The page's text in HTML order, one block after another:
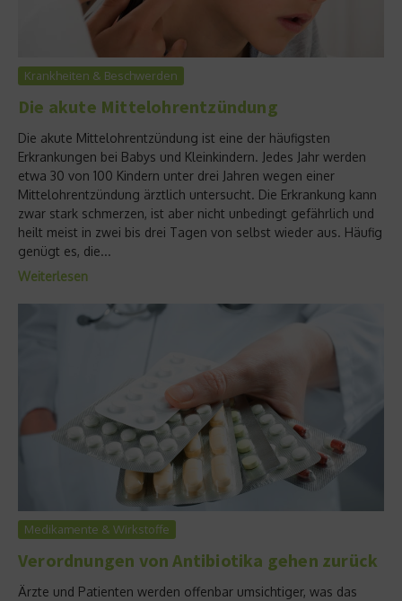
Krankheiten & Beschwerden
Die akute Mittelohrentzündung
Die akute Mittelohrentzündung ist eine der häufigsten
Erkrankungen bei Babys und Kleinkindern. Jedes Jahr werden
etwa 30 von 100 Kindern unter drei Jahren wegen einer
Mittelohrentzündung ärztlich untersucht. Die Erkrankung kann
zwar stark schmerzen, ist aber nicht unbedingt gefährlich und
heilt meist in zwei bis drei Tagen von selbst wieder aus. Häufig
genügt es, die...
Weiterlesen
Medikamente & Wirkstoffe
Verordnungen von Antibiotika gehen zurück
Ärzte und Patienten werden offenbar umsichtiger, was das